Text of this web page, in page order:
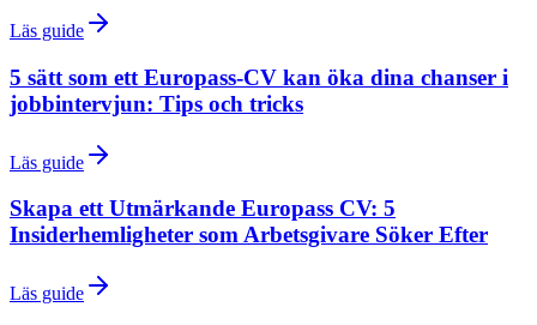
Läs guide
5 sätt som ett Europass-CV kan öka dina chanser i
jobbintervjun: Tips och tricks
Läs guide
Skapa ett Utmärkande Europass CV: 5
Insiderhemligheter som Arbetsgivare Söker Efter
Läs guide